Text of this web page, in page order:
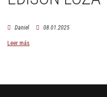
Daniel 08.01.2025
Leer más